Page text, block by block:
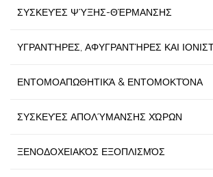
ΣΥΣΚΕΥΈΣ ΨΎΞΗΣ-ΘΈΡΜΑΝΣΗΣ
ΥΓΡΑΝΤΉΡΕΣ, ΑΦΥΓΡΑΝΤΉΡΕΣ ΚΑΙ
ΕΝΤΟΜΟΑΠΩΘΗΤΙΚΆ & ΕΝΤΟΜΟΚΤΌΝΑ
ΣΥΣΚΕΥΈΣ ΑΠΟΛΎΜΑΝΣΗΣ ΧΏΡΩΝ
ΞΕΝΟΔΟΧΕΙΑΚΌΣ ΕΞΟΠΛΙΣΜΌΣ